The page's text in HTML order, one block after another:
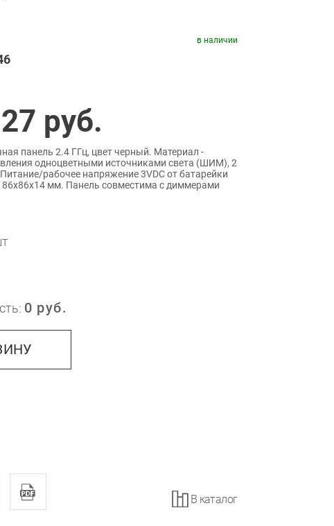
в наличии
руб.
панель 2.4 ГГц, цвет черный. Материал -
одноцветными источниками света (ШИМ), 2
рабочее напряжение 3VDC от батарейки
86х86х14 мм. Панель совместима с диммерами
0 руб.
В каталог